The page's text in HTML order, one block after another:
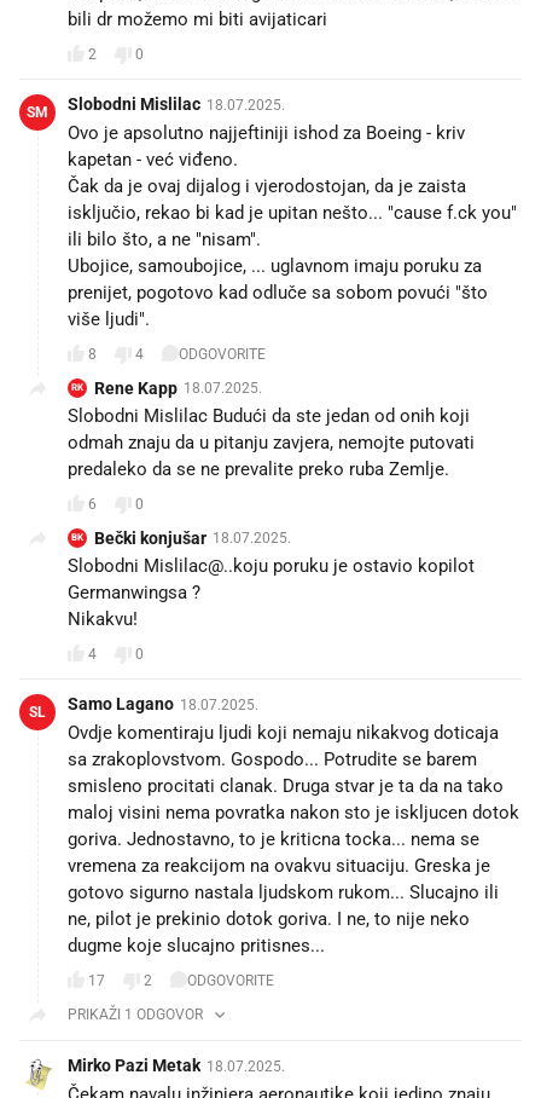
bili dr možemo mi biti avijaticari
2 0
SM Slobodni Mislilac 18.07.2025.
Ovo je apsolutno najjeftiniji ishod za Boeing - kriv
kapetan - već viđeno.
Čak da je ovaj dijalog i vjerodostojan, da je zaista
isključio, rekao bi kad je upitan nešto... "cause f.ck you"
ili bilo što, a ne "nisam".
Ubojice, samoubojice, ... uglavnom imaju poruku za
prenijet, pogotovo kad odluče sa sobom povući "što
više ljudi".
8 4 ODGOVORITE
RK Rene Kapp 18.07.2025.
Slobodni Mislilac Budući da ste jedan od onih koji
odmah znaju da u pitanju zavjera, nemojte putovati
predaleko da se ne prevalite preko ruba Zemlje.
6 0
BK Bečki konjušar 18.07.2025.
Slobodni Mislilac@..koju poruku je ostavio kopilot
Germanwingsa ?
Nikakvu!
4 0
SL Samo Lagano 18.07.2025.
Ovdje komentiraju ljudi koji nemaju nikakvog doticaja
sa zrakoplovstvom. Gospodo... Potrudite se barem
smisleno procitati clanak. Druga stvar je ta da na tako
maloj visini nema povratka nakon sto je iskljucen dotok
goriva. Jednostavno, to je kriticna tocka... nema se
vremena za reakcijom na ovakvu situaciju. Greska je
gotovo sigurno nastala ljudskom rukom... Slucajno ili
ne, pilot je prekinio dotok goriva. I ne, to nije neko
dugme koje slucajno pritisnes...
17 2
ODGOVORITE
PRIKAŽI 1 ODGOVOR
Mirko Pazi Metak 18.07.2025.